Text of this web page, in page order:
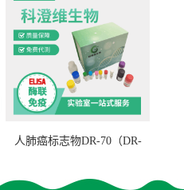
人肺癌标志物DR-70（DR-